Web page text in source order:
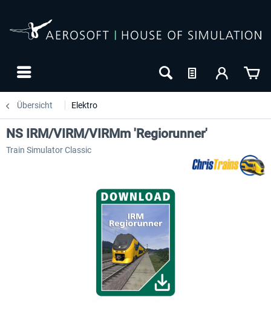
Übersicht Elektro
NS IRM/VIRM/VIRMm 'Regiorunner'
Train Simulator Classic